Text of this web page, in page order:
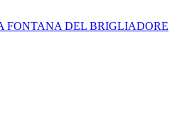
FONTANA DEL BRIGLIADORE